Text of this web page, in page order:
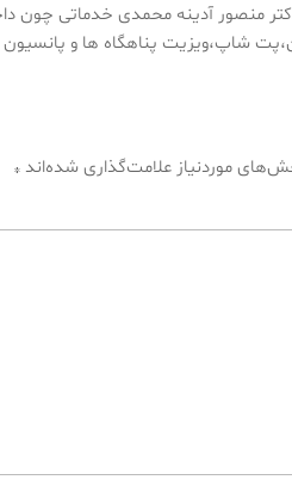
منصور آدینه محمدی خدماتی چون
موردنیاز علامت‌گذاری شده‌اند*